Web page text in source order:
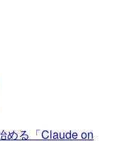
める「Claude on